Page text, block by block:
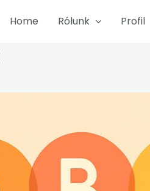
Home Rólunk Profil